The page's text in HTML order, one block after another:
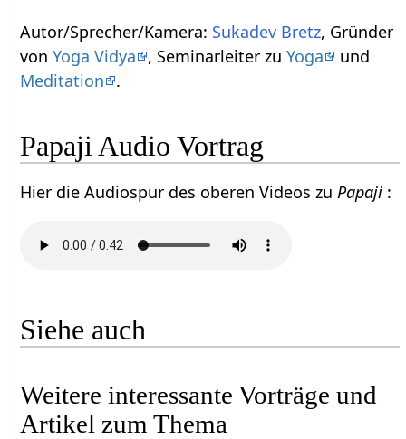
Autor/Sprecher/Kamera: Sukadev Bretz, Gründer
vonYoga Vidya , Seminarleiter zuYoga
und
Meditation
.
Papaji Audio Vortrag
Hier die Audiospur des oberen Videos zuPapaji :
Siehe auch
Weitere interessante Vorträge und
Artikel zum Thema